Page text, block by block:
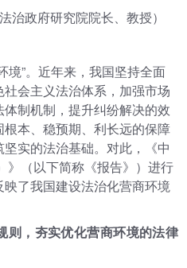
治政府研究院院长、教授）
”。近年来，我国坚持全面
会主义法治体系，加强市场
制机制，提升纠纷解决的效
本、稳预期、利长远的保障
实的法治基础。对此，《中
》（以下简称《报告》）进行
了我国建设法治化营商环境
则，夯实优化营商环境的法律